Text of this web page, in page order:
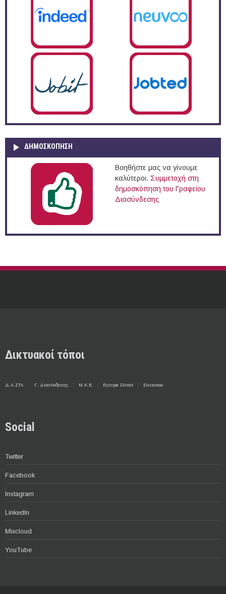
ΔΗΜΟΣΚΌΠΗΣΗ
Βοηθήστε μας να γίνουμε
καλύτεροι. Συμμετοχή στη
δημοσκόπηση του Γραφείου
Διασύνδεσης
Δικτυακοί τόποι
Δ.Α.ΣΤΑ. Γ. Διασύνδεσης Μ.Κ.Ε. Europe Direct Euraxess
Social
Twitter
Facebook
Instagram
LinkedIn
Mixcloud
YouTube